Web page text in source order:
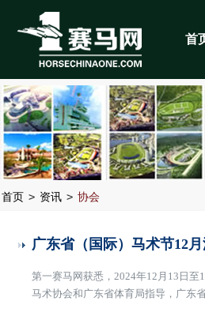
首
首页 > 资讯 > 协会
广东省（国际）马术节12
第一赛马网获悉，2024年12月13日
马术协会和广东省体育局指导，广东